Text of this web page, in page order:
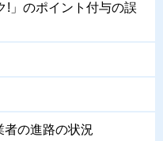
!」のポイント付与の誤
者の進路の状況